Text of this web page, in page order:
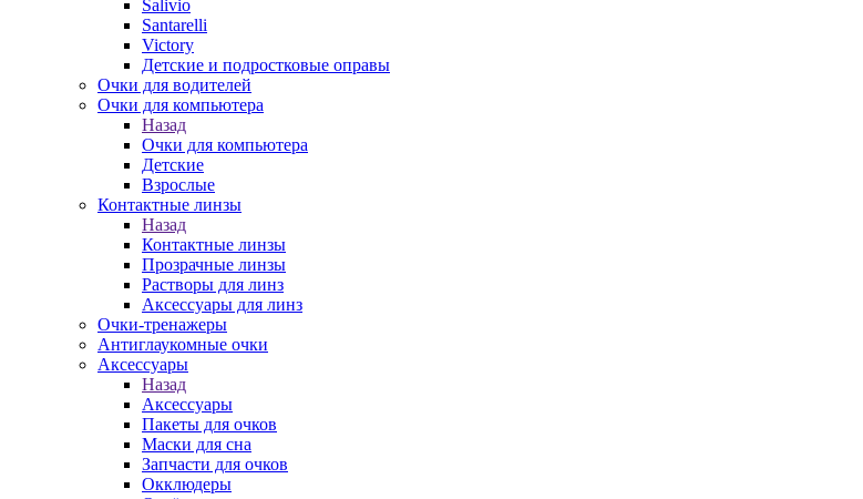
Salivio
Santarelli
Victory
Детские и подростковые оправы
Очки для водителей
Очки для компьютера
Назад
Очки для компьютера
Детские
Взрослые
Контактные линзы
Назад
Контактные линзы
Прозрачные линзы
Растворы для линз
Аксессуары для линз
Очки-тренажеры
Антиглаукомные очки
Аксессуары
Назад
Аксессуары
Пакеты для очков
Маски для сна
Запчасти для очков
Окклюдеры